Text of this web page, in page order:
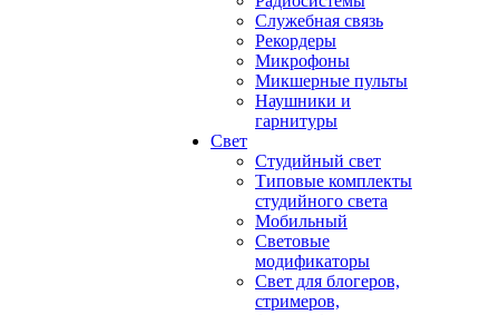
Служебная связь
Рекордеры
Микрофоны
Микшерные пульты
Наушники и
гарнитуры
Свет
Студийный свет
Типовые комплекты
студийного света
Мобильный
Световые
модификаторы
Свет для блогеров,
стримеров,